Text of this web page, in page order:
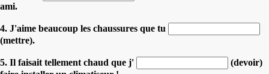
ami.
4. J'aime beaucoup les chaussures que tu
(mettre).
5. Il faisait tellement chaud que j'
(devoir)